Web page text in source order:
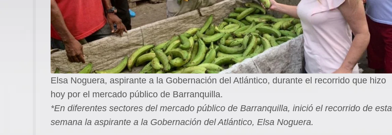
Elsa Noguera, aspirante a la Gobernación del Atlántico, durante el recorrido que hizo
hoy por el mercado público de Barranquilla.
*En diferentes sectores del mercado público de Barranquilla, inició el recorrido de esta
semana la aspirante a la Gobernación del Atlántico, Elsa Noguera.